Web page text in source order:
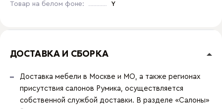
Товар на белом фоне: Y
ДОСТАВКА И СБОРКА
Доставка мебели в Москве и МО, а также регионах
присутствия салонов Румика, осуществляется
собственной службой доставки. В разделе «Салоны»